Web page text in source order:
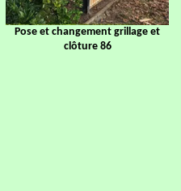
Pose et changement grillage et
clôture 86